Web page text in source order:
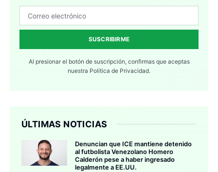
SUSCRIBIRME
Al presionar el botón de suscripción, confirmas que aceptas
nuestra Política de Privacidad.
ÚLTIMAS NOTICIAS
Denuncian que ICE mantiene detenido
al futbolista Venezolano Homero
Calderón pese a haber ingresado
legalmente a EE.UU.